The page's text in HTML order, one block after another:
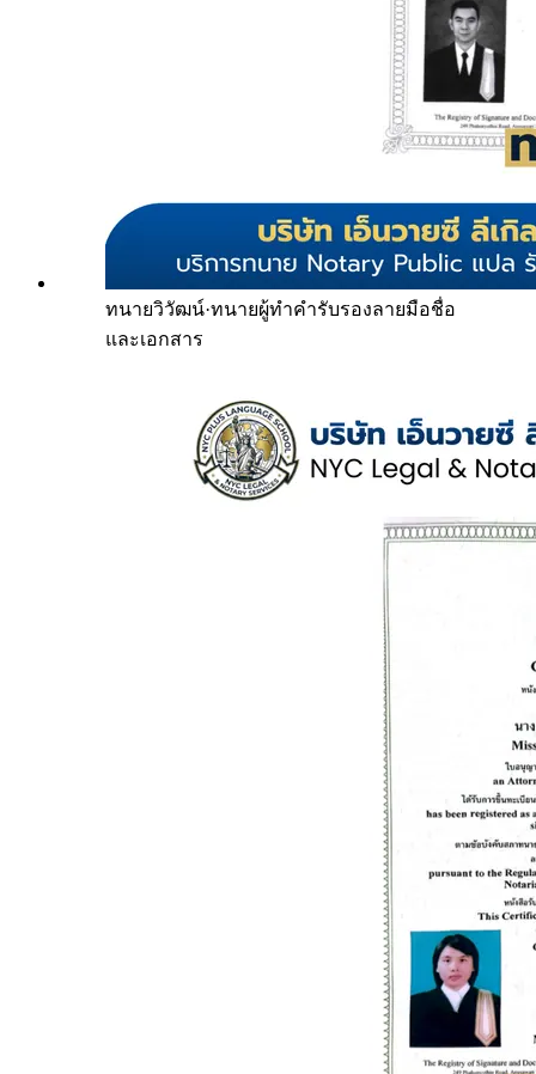
ทนายวิวัฒน์·ทนายผู้ทำคำรับรองลายมือชื่อ
และเอกสาร